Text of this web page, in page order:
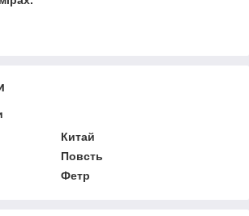
Китай
Повсть
Фетр